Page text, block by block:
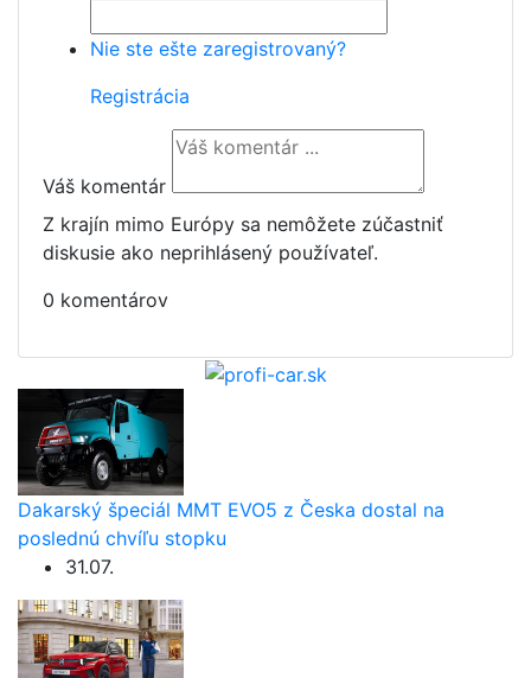
Nie ste ešte zaregistrovaný?
Registrácia
Váš komentár
Z krajín mimo Európy sa nemôžete zúčastniť
diskusie ako neprihlásený používateľ.
0 komentárov
Dakarský špeciál MMT EVO5 z Česka dostal na
poslednú chvíľu stopku
31.07.